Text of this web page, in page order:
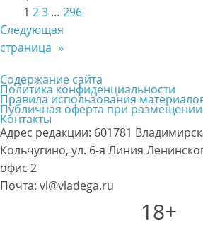
1 23 … 296
Следующая
страница »
Содержание сайта
Политика конфиденциальности
Правила использования
Публичная оферта при
Контакты
Адрес редакции: 601781
Кольчугино, ул. 6-я Линия
офис 2
Почта: vl@vladega.ru
18+